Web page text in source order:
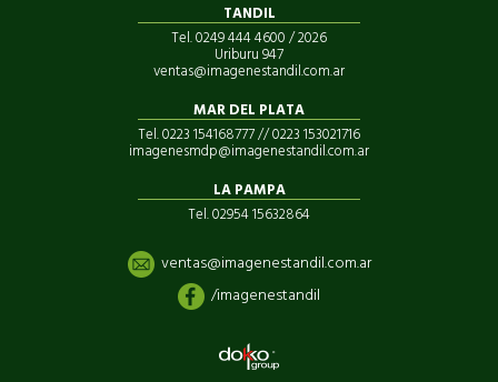
TANDIL
Tel. 0249 444 4600 / 2026
Uriburu 947
ventas@imagenestandil.com.ar
MAR DEL PLATA
Tel. 0223 154168777 // 0223 153021716
imagenesmdp@imagenestandil.com.ar
LA PAMPA
Tel. 02954 15632864
ventas@imagenestandil.com.ar
/imagenestandil